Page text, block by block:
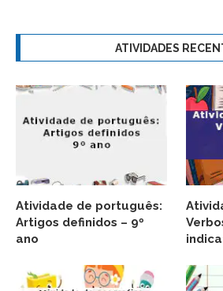
ATIVIDADES
Atividade de português:
Artigos definidos – 9º
ano